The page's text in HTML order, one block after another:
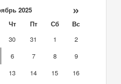
2025 »
Чт Пт Сб
Вс
30 31 1
2
6 7 8
9
13 14 15
16